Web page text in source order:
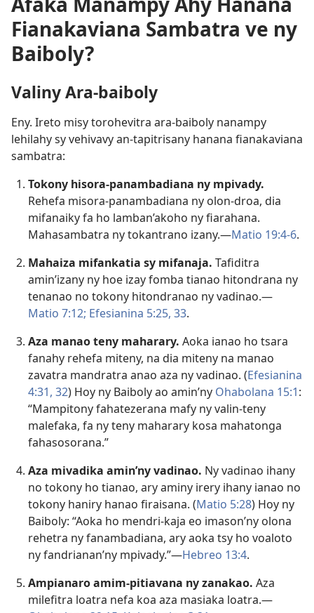
Fianakaviana Sambatra ve ny
Baiboly?
Valiny Ara-baiboly
Eny. Ireto misy torohevitra ara-baiboly nanampy
lehilahy sy vehivavy an-tapitrisany hanana fianakaviana
sambatra:
Tokony hisora-panambadiana ny mpivady.
Rehefa misora-panambadiana ny olon-droa, dia
mifanaiky fa ho lamban’akoho ny fiarahana.
Mahasambatra ny tokantrano izany.—Matio 19:4-6.
Mahaiza mifankatia sy mifanaja. Tafiditra
amin’izany ny hoe izay fomba tianao hitondrana ny
tenanao no tokony hitondranao ny vadinao.—
Matio 7:12; Efesianina 5:25, 33.
Aza manao teny maharary. Aoka ianao ho tsara
fanahy rehefa miteny, na dia miteny na manao
zavatra mandratra anao aza ny vadinao. (Efesianina
4:31, 32) Hoy ny Baiboly ao amin’ny Ohabolana 15:1:
“Mampitony fahatezerana mafy ny valin-teny
malefaka, fa ny teny maharary kosa mahatonga
fahasosorana.”
Aza mivadika amin’ny vadinao. Ny vadinao ihany
no tokony ho tianao, ary aminy irery ihany ianao no
tokony haniry hanao firaisana. (Matio 5:28) Hoy ny
Baiboly: “Aoka ho mendri-kaja eo imason’ny olona
rehetra ny fanambadiana, ary aoka tsy ho voaloto
ny fandrianan’ny mpivady.”—Hebreo 13:4.
Ampianaro amim-pitiavana ny zanakao. Aza
milefitra loatra nefa koa aza masiaka loatra.—